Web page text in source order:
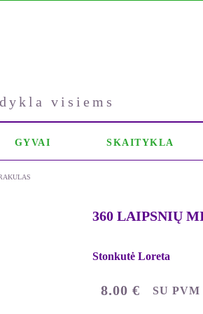
visiems
GYVAI SKAITYKLA
360 LAIPSNIŲ
Stonkutė Loreta
ORIGINAL
8.00 €
CURRENT
SU PVM